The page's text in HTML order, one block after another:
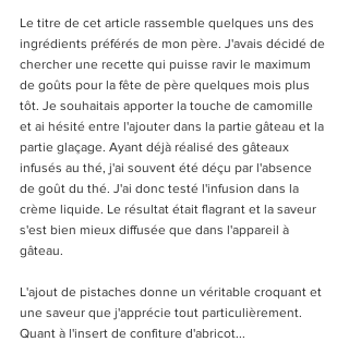
Le titre de cet article rassemble quelques uns des
ingrédients préférés de mon père. J'avais décidé de
chercher une recette qui puisse ravir le maximum
de goûts pour la fête de père quelques mois plus
tôt. Je souhaitais apporter la touche de camomille
et ai hésité entre l'ajouter dans la partie gâteau et la
partie glaçage. Ayant déjà réalisé des gâteaux
infusés au thé, j'ai souvent été déçu par l'absence
de goût du thé. J'ai donc testé l'infusion dans la
crème liquide. Le résultat était flagrant et la saveur
s'est bien mieux diffusée que dans l'appareil à
gâteau.
L'ajout de pistaches donne un véritable croquant et
une saveur que j'apprécie tout particulièrement.
Quant à l'insert de confiture d'abricot...